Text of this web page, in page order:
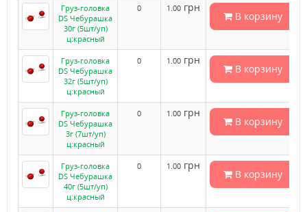
Груз-головка
DS Чебурашка
30г (5шт/уп)
ц:красный
0 1.00 грн
В корзину
Груз-головка
DS Чебурашка
32г (5шт/уп)
ц:красный
0 1.00 грн
В корзину
Груз-головка
DS Чебурашка
3г (7шт/уп)
ц:красный
0 1.00 грн
В корзину
Груз-головка
DS Чебурашка
40г (5шт/уп)
ц:красный
0 1.00 грн
В корзину